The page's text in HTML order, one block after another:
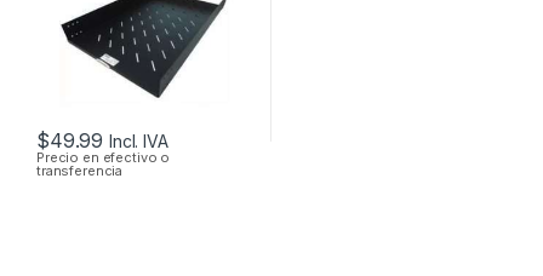
$49.99 Incl. IVA
Precio en efectivo o
transferencia